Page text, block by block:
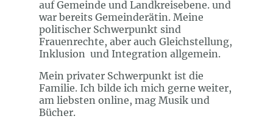
auf Gemeinde und Landkreisebene. und
war bereits Gemeinderätin. Meine
politischer Schwerpunkt sind
Frauenrechte, aber auch Gleichstellung,
Inklusion und Integration allgemein.
Mein privater Schwerpunkt ist die
Familie. Ich bilde ich mich gerne weiter,
am liebsten online, mag Musik und
Bücher.